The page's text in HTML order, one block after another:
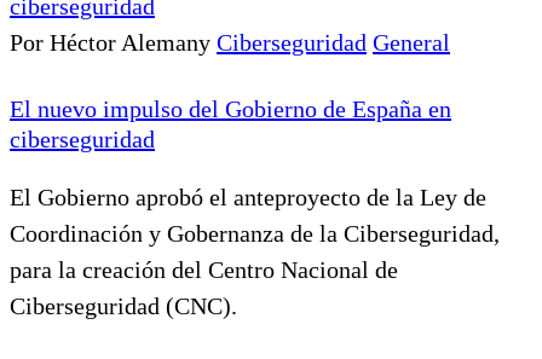
Por Héctor Alemany Ciberseguridad General
El nuevo impulso del Gobierno de España en
ciberseguridad
El Gobierno aprobó el anteproyecto de la Ley de
Coordinación y Gobernanza de la Ciberseguridad,
para la creación del Centro Nacional de
Ciberseguridad (CNC).